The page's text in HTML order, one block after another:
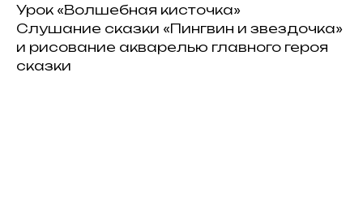
Урок «Волшебная кисточка»
Слушание сказки «Пингвин и звездочка»
и рисование акварелью главного героя
сказки